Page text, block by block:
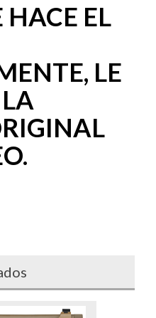
HACE EL
LE